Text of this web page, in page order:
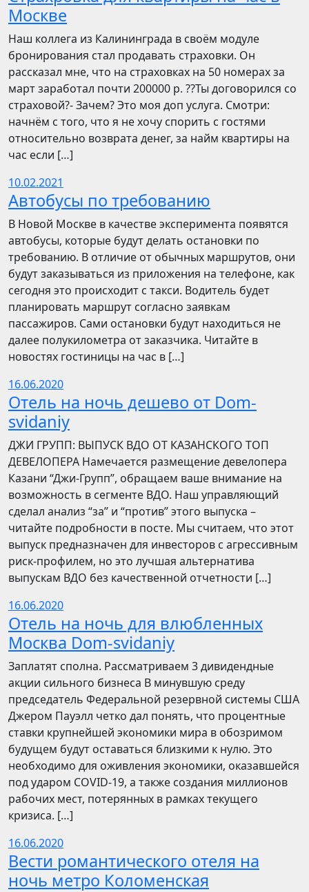
Москве
Наш коллега из Калининграда в своём модуле
бронирования стал продавать страховки. Он
рассказал мне, что на страховках на 50 номерах за
март заработал почти 200000 р. ??Ты договорился со
страховой?- Зачем? Это моя доп услуга. Смотри:
начнём с того, что я не хочу спорить с гостями
относительно возврата денег, за найм квартиры на
час если […]
10.02.2021
Автобусы по требованию
В Новой Москве в качестве эксперимента появятся
автобусы, которые будут делать остановки по
требованию. В отличие от обычных маршрутов, они
будут заказываться из приложения на телефоне, как
сегодня это происходит с такси. Водитель будет
планировать маршрут согласно заявкам
пассажиров. Сами остановки будут находиться не
далее полукилометра от заказчика. Читайте в
новостях гостиницы на час в […]
16.06.2020
Отель на ночь дешево от Dom-
svidaniy
​​ДЖИ ГРУПП: ВЫПУСК ВДО ОТ КАЗАНСКОГО ТОП
ДЕВЕЛОПЕРА Намечается размещение девелопера
Казани “Джи-Групп”, обращаем ваше внимание на
возможность в сегменте ВДО. Наш управляющий
сделал анализ “за” и “против” этого выпуска –
читайте подробности в посте. Мы считаем, что этот
выпуск предназначен для инвесторов с агрессивным
риск-профилем, но это лучшая альтернатива
выпускам ВДО без качественной отчетности […]
16.06.2020
Отель на ночь для влюбленных
Москва Dom-svidaniy
Заплатят сполна. Рассматриваем 3 дивидендные
акции сильного бизнеса В минувшую среду
председатель Федеральной резервной системы США
Джером Пауэлл четко дал понять, что процентные
ставки крупнейшей экономики мира в обозримом
будущем будут оставаться близкими к нулю. Это
необходимо для оживления экономики, оказавшейся
под ударом COVID-19, а также создания миллионов
рабочих мест, потерянных в рамках текущего
кризиса. […]
16.06.2020
Вести романтического отеля на
ночь метро Коломенская